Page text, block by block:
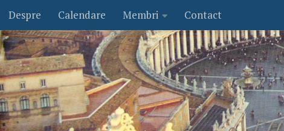
Skip to content
Despre Calendare Membri Contact